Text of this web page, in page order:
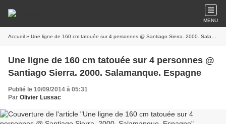
MENU
Accueil » Une ligne de 160 cm tatouée sur 4 personnes @ Santiago Sierra. 2000. Salamanque. Espagne
Une ligne de 160 cm tatouée sur 4 personnes @
Santiago Sierra. 2000. Salamanque. Espagne
Publié le 10/09/2014 à 05:31
Par Olivier Lussac